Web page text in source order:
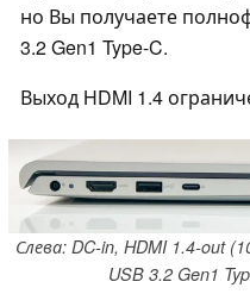
но Вы получаете
3.2 Gen1 Type-C.
Выход HDMI 1.4
Слева: DC-in, HDMI 1.4-out
USB 3.2 Gen1